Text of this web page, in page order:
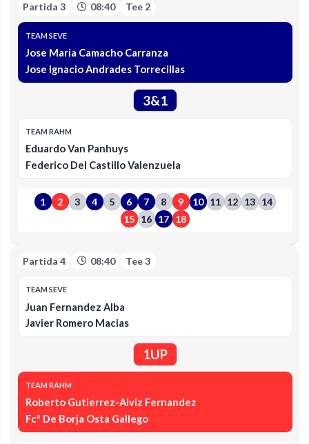
Partida 3 08:40 Tee 2
TEAM SEVE
Jose Maria Camacho Carranza
Jose Ignacio Andrades Torrecillas
3&1
TEAM RAHM
Eduardo Van Panhuys
Federico Del Castillo Valenzuela
1 2 3 4 5 6 7 8 9 10 11 12 13 14
15 16 17 18
Partida 4 08:40 Tee 3
TEAM SEVE
Juan Fernandez Alba
Javier Romero Macias
1UP
TEAM RAHM
Roberto Gutierrez-Alviz Fernandez
Fcº De Borja Osta Gallego